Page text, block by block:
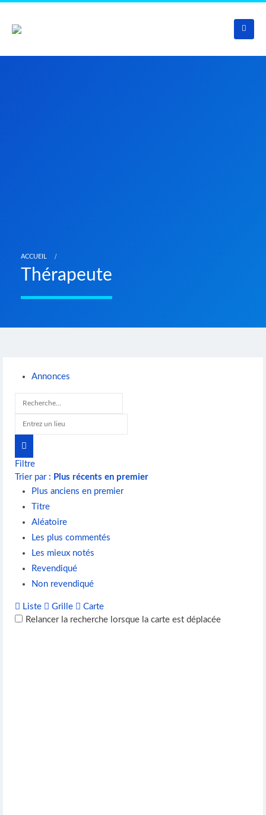
ACCUEIL
Thérapeute
Annonces
Filtre
Trier par : Plus récents en premier
Plus anciens en premier
Titre
Aléatoire
Les plus commentés
Les mieux notés
Revendiqué
Non revendiqué
Liste Grille
Carte
Relancer la recherche lorsque la carte est déplacée